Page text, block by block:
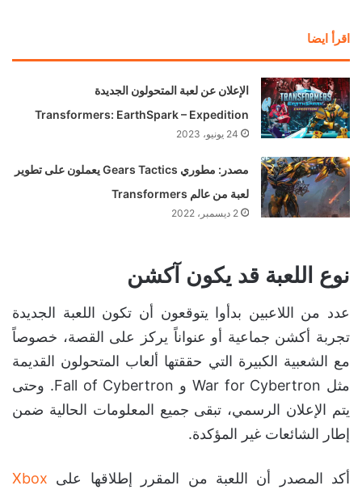
اقرأ ايضا
الإعلان عن لعبة المتحولون الجديدة
Transformers: EarthSpark – Expedition
24 يونيو، 2023
مصدر: مطوري Gears Tactics يعملون على تطوير
لعبة من عالم Transformers
2 ديسمبر، 2022
نوع اللعبة قد يكون آكشن
عدد من اللاعبين بدأوا يتوقعون أن تكون اللعبة الجديدة
تجربة أكشن جماعية أو عنواناً يركز على القصة، خصوصاً
مع الشعبية الكبيرة التي حققتها ألعاب المتحولون القديمة
مثل War for Cybertron و Fall of Cybertron. وحتى
يتم الإعلان الرسمي، تبقى جميع المعلومات الحالية ضمن
إطار الشائعات غير المؤكدة.
أكد المصدر أن اللعبة من المقرر إطلاقها على Xbox